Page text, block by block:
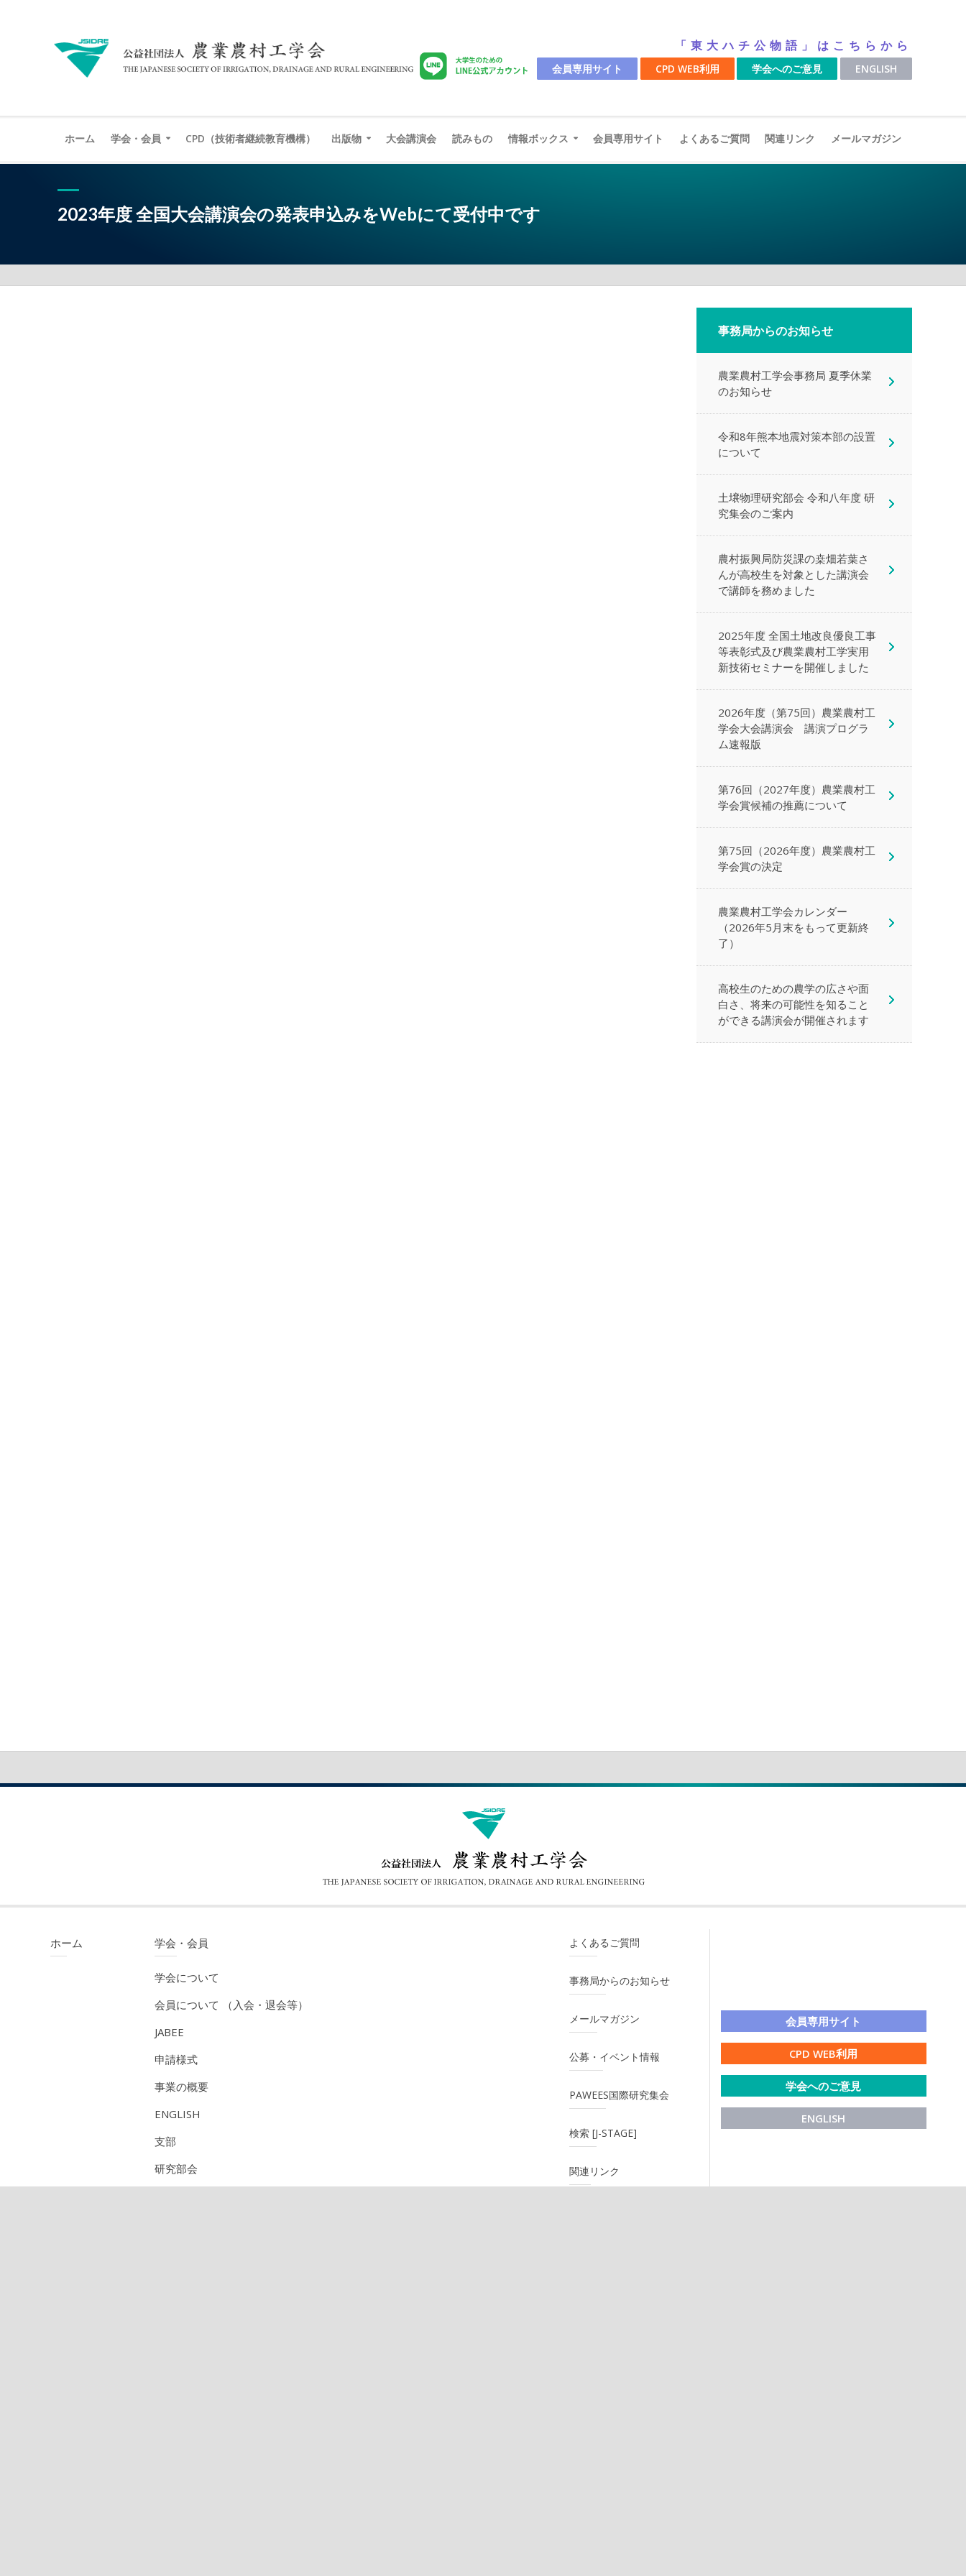
「東大ハチ公物語」はこちらから
会員専用サイト CPD WEB利用 学会へのご意見 ENGLISH
ホーム 学会・会員 CPD（技術者継続教育機構） 出版物 大会講演会 読みもの 情報ボックス 会員専用サイト よくあるご質問 関連リンク メールマガジン
2023年度 全国大会講演会の発表申込みをWebにて受付中です
事務局からのお知らせ
農業農村工学会事務局 夏季休業
のお知らせ
令和8年熊本地震対策本部の設置
について
土壌物理研究部会 令和八年度 研
究集会のご案内
農村振興局防災課の桒畑若葉さ
んが高校生を対象とした講演会
で講師を務めました
2025年度 全国土地改良優良工事
等表彰式及び農業農村工学実用
新技術セミナーを開催しました
2026年度（第75回）農業農村工
学会大会講演会 講演プログラ
ム速報版
第76回（2027年度）農業農村工
学会賞候補の推薦について
第75回（2026年度）農業農村工
学会賞の決定
農業農村工学会カレンダー
（2026年5月末をもって更新終
了）
高校生のための農学の広さや面
白さ、将来の可能性を知ること
ができる講演会が開催されます
ホーム 学会・会員
学会について
会員について （入会・退会等）
JABEE
申請様式
事業の概要
ENGLISH
支部
研究部会
よくあるご質問
事務局からのお知らせ
メールマガジン
公募・イベント情報
PAWEES国際研究集会
検索 [J-STAGE]
関連リンク
会員専用サイト
CPD WEB利用
学会へのご意見
ENGLISH